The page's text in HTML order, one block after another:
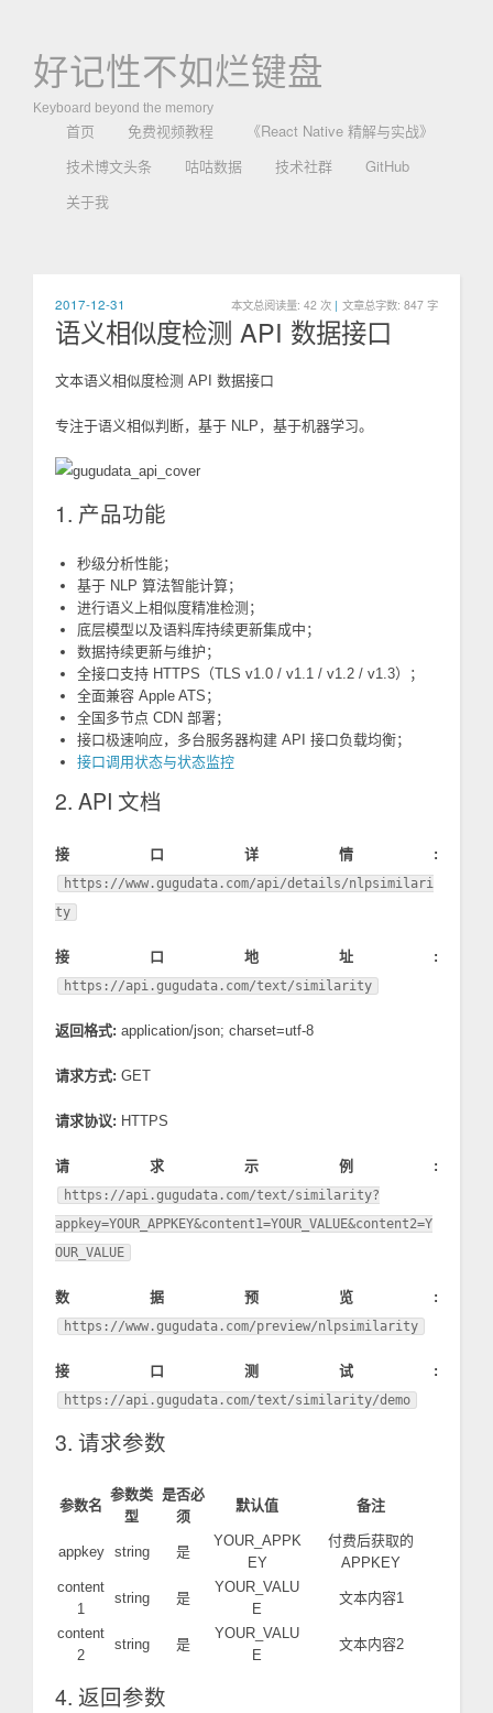
好记性不如烂键盘
Keyboard beyond the memory
首页 免费视频教程
《React Native 精解与实战》
技术博文头条
咕咕数据 技术社群
GitHub
关于我
2017-12-31 本文总阅读量: 42 次 | 文章总字数: 847 字
语义相似度检测 API 数据接口
文本语义相似度检测 API 数据接口
专注于语义相似判断，基于 NLP，基于机器学习。
1. 产品功能
秒级分析性能；
基于 NLP 算法智能计算；
进行语义上相似度精准检测；
底层模型以及语料库持续更新集成中；
数据持续更新与维护；
全接口支持 HTTPS（TLS v1.0 / v1.1 / v1.2 / v1.3）；
全面兼容 Apple ATS；
全国多节点 CDN 部署；
接口极速响应，多台服务器构建 API 接口负载均衡；
接口调用状态与状态监控
2. API 文档
接口详情:
https://www.gugudata.com/api/details/nlpsimilari
ty
接口地址:
https://api.gugudata.com/text/similarity
返回格式: application/json; charset=utf-8
请求方式: GET
请求协议: HTTPS
请求示例:
https://api.gugudata.com/text/similarity?
appkey=YOUR_APPKEY&content1=YOUR_VALUE&content2=Y
OUR_VALUE
数据预览:
https://www.gugudata.com/preview/nlpsimilarity
接口测试:
https://api.gugudata.com/text/similarity/demo
3. 请求参数
参数名
参数类
型
是否必
须
默认值 备注
appkey string 是
YOUR_APPK
EY
付费后获取的
APPKEY
content
1
string 是
YOUR_VALU
E
文本内容1
content
2
string 是
YOUR_VALU
E
文本内容2
4. 返回参数